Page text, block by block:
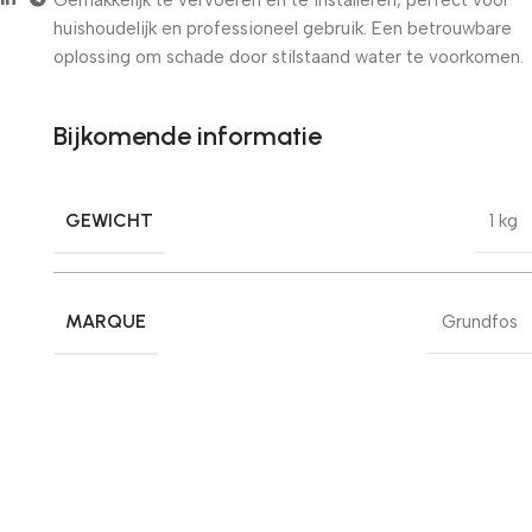
huishoudelijk en professioneel gebruik. Een betrouwbare
oplossing om schade door stilstaand water te voorkomen.
Bijkomende informatie
GEWICHT 1 kg
MARQUE Grundfos